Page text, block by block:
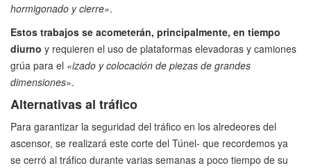
hormigonado y cierre».
Estos trabajos se acometerán, principalmente, en tiempo
diurno y requieren el uso de plataformas elevadoras y camiones
grúa para el «izado y colocación de piezas de grandes
dimensiones».
Alternativas al tráfico
Para garantizar la seguridad del tráfico en los alredeores del
ascensor, se realizará este corte del Túnel- que recordemos ya
se cerró al tráfico durante varias semanas a poco tiempo de su